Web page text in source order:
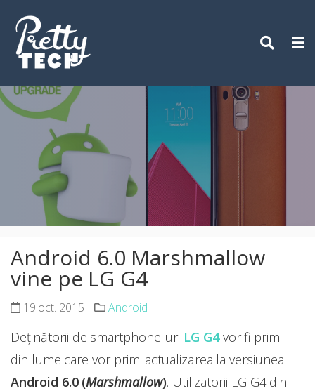
content
Android 6.0 Marshmallow
vine pe LG G4
19 oct. 2015 Android
Deținătorii de smartphone-uri LG G4vor fi primii
din lume care vor primi actualizarea la versiunea
Android 6.0 (Marshmallow). Utilizatorii LG G4 din